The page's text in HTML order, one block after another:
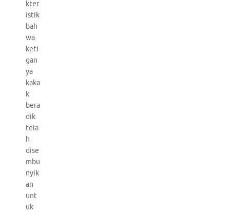
kter
istik
bah
wa
keti
gan
ya
kaka
k
bera
dik
tela
h
dise
mbu
nyik
an
unt
uk